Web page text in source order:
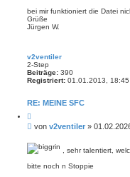
e
r
e
i
t
r
bei mir funktioniert die Datei
Grüße
Jürgen W.
v2ventiler
2-Step
Beiträge: 390
Registriert: 01.01.2013, 18:45
RE: MEINE SFC
i
t
e
r
n
B
i
t
r
von v2ventiler »
, sehr talentiert,
bitte noch n Stoppie